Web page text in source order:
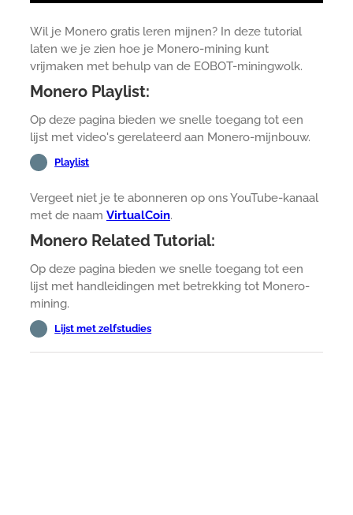
Wil je Monero gratis leren mijnen? In deze tutorial
laten we je zien hoe je Monero-mining kunt
vrijmaken met behulp van de EOBOT-miningwolk.
Monero Playlist:
Op deze pagina bieden we snelle toegang tot een
lijst met video's gerelateerd aan Monero-mijnbouw.
Playlist
Vergeet niet je te abonneren op ons YouTube-kanaal
met de naam VirtualCoin.
Monero Related Tutorial:
Op deze pagina bieden we snelle toegang tot een
lijst met handleidingen met betrekking tot Monero-
mining.
Lijst met zelfstudies